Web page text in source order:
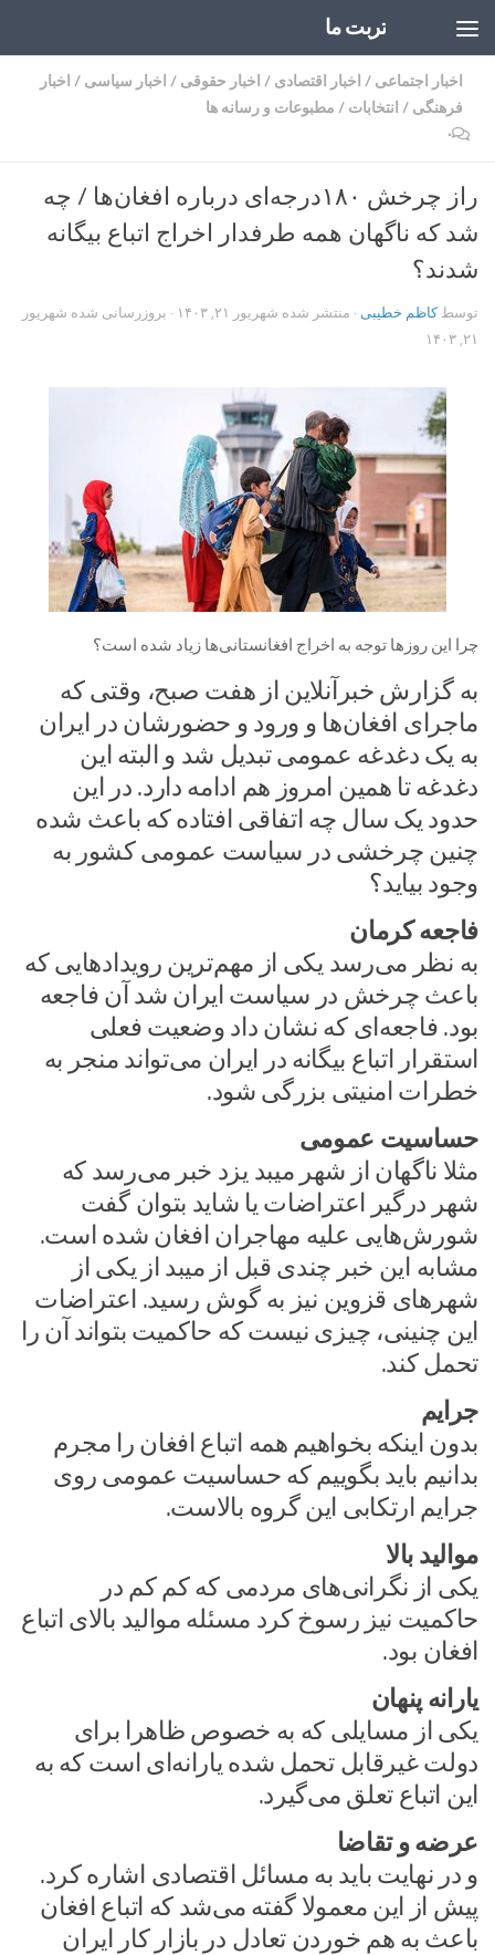
تربت ما
اخبار اجتماعی / اخبار اقتصادی / اخبار حقوقی / اخبار سیاسی / اخبار
فرهنگی / انتخابات / مطبوعات و رسانه ها
۰
راز چرخش ۱۸۰‌درجه‌ای درباره افغان‌ها / چه
شد که ناگهان همه طرفدار اخراج اتباع بیگانه
شدند؟
توسطکاظم خطیبی · منتشر شده شهریور ۲۱, ۱۴۰۳ · بروزرسانی شده شهریور
۲۱, ۱۴۰۳
چرا این روزها توجه به اخراج افغانستانی‌ها زیاد شده است؟
به گزارش خبرآنلاین از هفت صبح، وقتی که
ماجرای افغان‌ها و ورود و حضورشان در ایران
به یک دغدغه عمومی تبدیل شد و البته این
دغدغه تا همین امروز هم ادامه دارد. در این
حدود یک سال چه اتفاقی افتاده که باعث شده
چنین چرخشی در سیاست عمومی کشور به
وجود بیاید؟
فاجعه کرمان
به نظر می‌رسد یکی از مهم‌ترین رویدادهایی که
باعث چرخش در سیاست ایران شد آن فاجعه
بود. فاجعه‌ای که نشان داد وضعیت فعلی
استقرار اتباع بیگانه در ایران می‌تواند منجر به
خطرات امنیتی بزرگی شود.
حساسیت عمومی
مثلا ناگهان از شهر میبد یزد خبر می‌رسد که
شهر درگیر اعتراضات یا شاید بتوان گفت
شورش‌هایی علیه مهاجران افغان شده است.
مشابه این خبر چندی قبل از میبد از یکی از
شهرهای قزوین نیز به گوش رسید. اعتراضات
این چنینی، چیزی نیست که حاکمیت بتواند آن را
تحمل کند.
جرایم
بدون اینکه بخواهیم همه اتباع افغان را مجرم
بدانیم باید بگوییم که حساسیت عمومی روی
جرایم ارتکابی این گروه بالاست.
موالید بالا
یکی از نگرانی‌های مردمی که کم کم در
حاکمیت نیز رسوخ کرد مسئله موالید بالای اتباع
افغان بود.
یارانه پنهان
یکی از مسایلی که به خصوص ظاهرا برای
دولت غیرقابل تحمل شده یارانه‌ای است که به
این اتباع تعلق می‌گیرد.
عرضه و تقاضا
و در نهایت باید به مسائل اقتصادی اشاره کرد.
پیش از این معمولا گفته می‌شد که اتباع افغان
باعث به هم خوردن تعادل در بازار کار ایران